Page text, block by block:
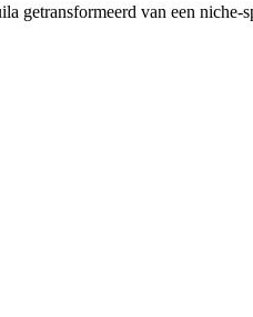
getransformeerd van een